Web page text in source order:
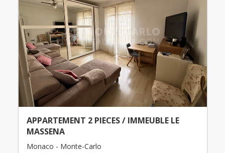
APPARTEMENT 2 PIECES / IMMEUBLE LE
MASSENA
Monaco - Monte-Carlo